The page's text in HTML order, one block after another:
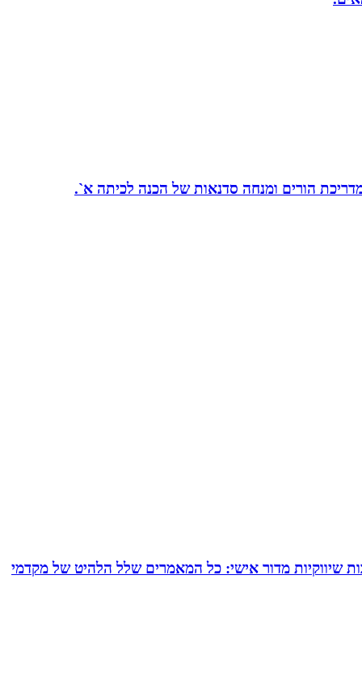
מדריכת הורים ומנחה סדנאות של הכנה לכיתה א`.
של עד 24 מאמרי תוכן המרת כל תשובותיך לכתבות שיווקיות מדור אישי: כל המאמרים שלל הלהיט של מקדמי